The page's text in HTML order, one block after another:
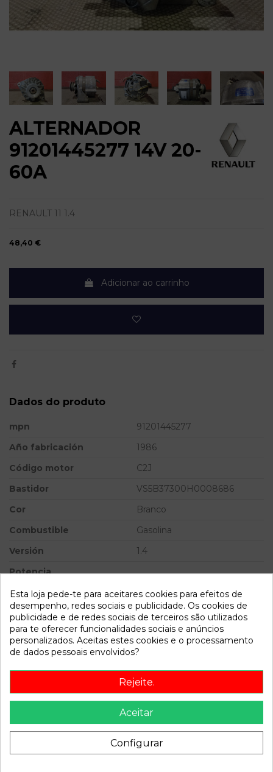
ALTERNADOR
91201445277 14V 20-
60A
RENAULT 11 1.4
48,40 €
Adicionar ao carrinho
Dados do produto
mpn
91201445277
Año fabricación
1986
Código motor
C2J
Bastidor
VS5B37300H0008686
Cor
Branco
Combustible
Gasolina
Versión
1.4
Potencia
Ref.Equivalencia
Modelo
11
Referência 807646
Disponível a partir de: 2022-04-06
Recambio de alternador para renault 11 1.4 referencia OEM
IAM 91201445277 14V 20-60A
Esta loja pede-te para aceitares cookies para efeitos de
desempenho, redes sociais e publicidade. Os cookies de
publicidade e de redes sociais de terceiros são utilizados
para te oferecer funcionalidades sociais e anúncios
personalizados. Aceitas estes cookies e o processamento
de dados pessoais envolvidos?
Rejeite.
Aceitar
Configurar